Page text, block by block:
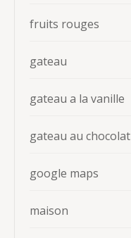
fruits rouges
gateau
gateau a la vanille
gateau au chocolat
google maps
maison